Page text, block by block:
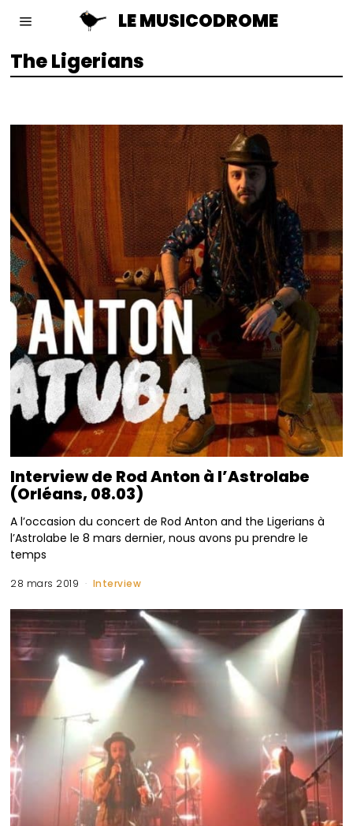
LE MUSICODROME
The Ligerians
Interview de Rod Anton à l’Astrolabe
(Orléans, 08.03)
A l’occasion du concert de Rod Anton and the Ligerians à
l’Astrolabe le 8 mars dernier, nous avons pu prendre le
temps
28 mars 2019 Interview